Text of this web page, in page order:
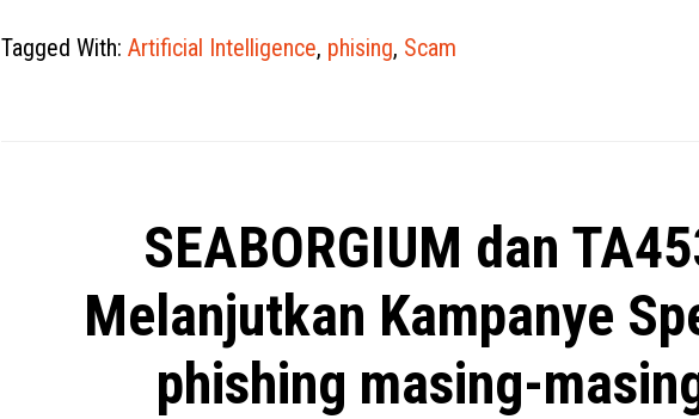
Tagged With: Artificial Intelligence, phising, Scam
SEABORGIUM dan
Melanjutkan Kampanye
phishing masing-